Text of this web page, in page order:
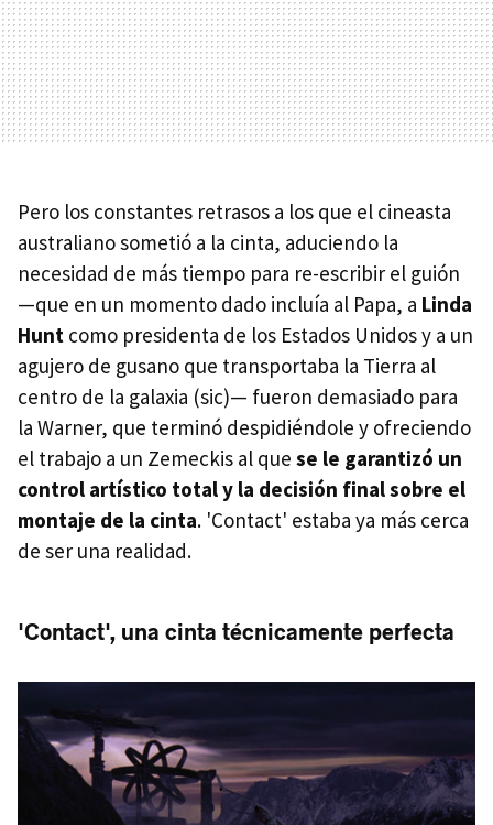
Pero los constantes retrasos a los que el cineasta
australiano sometió a la cinta, aduciendo la
necesidad de más tiempo para re-escribir el guión
—que en un momento dado incluía al Papa, a Linda
Hunt como presidenta de los Estados Unidos y a un
agujero de gusano que transportaba la Tierra al
centro de la galaxia (sic)— fueron demasiado para
la Warner, que terminó despidiéndole y ofreciendo
el trabajo a un Zemeckis al que se le garantizó un
control artístico total y la decisión final sobre el
montaje de la cinta. 'Contact' estaba ya más cerca
de ser una realidad.
'Contact', una cinta técnicamente perfecta